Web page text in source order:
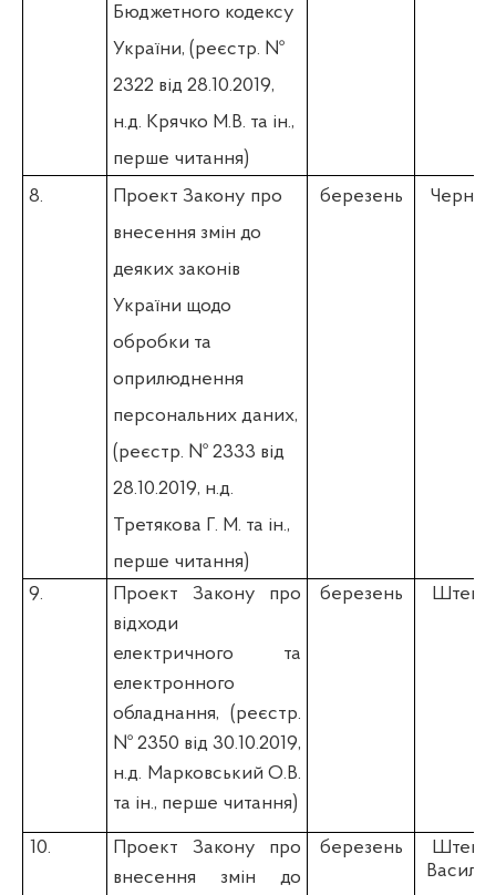
Бюджетного кодексу
України, (реєстр. №
2322 від 28.10.2019,
н.д. Крячко М.В. та ін.,
перше читання)
8.
Проект Закону про
внесення змін до
деяких законів
України щодо
обробки та
оприлюднення
персональних даних,
(реєстр. № 2333 від
28.10.2019, н.д.
Третякова Г. М. та ін.,
перше читання)
березень
9.
Проект Закону про
відходи
електричного та
електронного
обладнання,(реєстр.
№ 2350 від 30.10.2019,
н.д. Марковський О.В.
та ін., перше читання)
березень Штепа
10.
Проект Закону про
внесення змін до
березень
Штепа